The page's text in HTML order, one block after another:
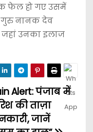
फेल हो गए उसमें
गुरु नानक देव
जहां उनका इलाज
Alert: पंजाब में
की ताज़ा
जानें